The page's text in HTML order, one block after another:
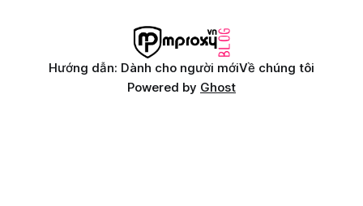
Hướng dẫn: Dành cho người mớiVề chúng tôi
Powered by Ghost